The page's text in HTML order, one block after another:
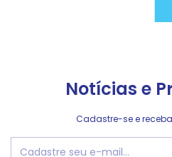
Notícias e
Cadastre-se e